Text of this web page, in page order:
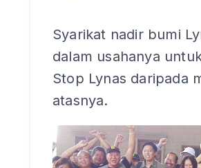
Syarikat nadir bumi
dalam usahanya
Stop Lynas daripada
atasnya.